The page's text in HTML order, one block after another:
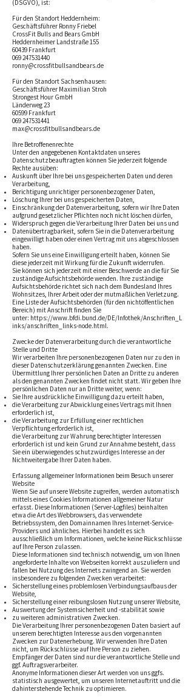
(DSGVO), ist:
Für den Standort Heddernheim:
Geschäftsführer Ronny Friebel
CrossFit Bulls and Bears GmbH
Heddernheimer Landstraße 155
60439 Frankfurt
069 247531440
ronny@crossfitbullsandbears.de
Für den Standort Sachsenhausen:
Geschäftsführer Maximilian Stroh
Strongest Hour GmbH
Länderweg 23
60599 Frankfurt
069 247531441
max@crossfitbullsandbears.de
Ihre Betroffenenrechte
Unter den angegebenen Kontaktdaten unseres
Datenschutzbeauftragten können Sie jederzeit folgende
Rechte ausüben:
Auskunft über Ihre bei uns gespeicherten Daten und deren
Verarbeitung,
Berichtigung unrichtiger personenbezogener Daten,
Löschung Ihrer bei uns gespeicherten Daten,
Einschränkung der Datenverarbeitung, sofern wir Ihre Daten
aufgrund gesetzlicher Pflichten noch nicht löschen dürfen,
Widerspruch gegen die Verarbeitung Ihrer Daten bei uns und
Datenübertragbarkeit, sofern Sie in die Datenverarbeitung
eingewilligt haben oder einen Vertrag mit uns abgeschlossen
haben.
Sofern Sie uns eine Einwilligung erteilt haben, können Sie
diese jederzeit mit Wirkung für die Zukunft widerrufen.
Sie können sich jederzeit mit einer Beschwerde an die für Sie
zuständige Aufsichtsbehörde wenden. Ihre zuständige
Aufsichtsbehörde richtet sich nach dem Bundesland Ihres
Wohnsitzes, Ihrer Arbeit oder der mutmaßlichen Verletzung.
Eine Liste der Aufsichtsbehörden (für den nichtöffentlichen
Bereich) mit Anschrift finden Sie
unter: https://www.bfdi.bund.de/DE/Infothek/Anschriften_L
inks/anschriften_links-node.html.
Zwecke der Datenverarbeitung durch die verantwortliche
Stelle und Dritte
Wir verarbeiten Ihre personenbezogenen Daten nur zu den in
dieser Datenschutzerklärung genannten Zwecken. Eine
Übermittlung Ihrer persönlichen Daten an Dritte zu anderen
als den genannten Zwecken findet nicht statt. Wir geben Ihre
persönlichen Daten nur an Dritte weiter, wenn:
Sie Ihre ausdrückliche Einwilligung dazu erteilt haben,
die Verarbeitung zur Abwicklung eines Vertrags mit Ihnen
erforderlich ist,
die Verarbeitung zur Erfüllung einer rechtlichen
Verpflichtung erforderlich ist,
die Verarbeitung zur Wahrung berechtigter Interessen
erforderlich ist und kein Grund zur Annahme besteht, dass
Sie ein überwiegendes schutzwürdiges Interesse an der
Nichtweitergabe Ihrer Daten haben.
Erfassung allgemeiner Informationen beim Besuch unserer
Website
Wenn Sie auf unsere Website zugreifen, werden automatisch
mittels eines Cookies Informationen allgemeiner Natur
erfasst. Diese Informationen (Server-Logfiles) beinhalten
etwa die Art des Webbrowsers, das verwendete
Betriebssystem, den Domainnamen Ihres Internet-Service-
Providers und ähnliches. Hierbei handelt es sich
ausschließlich um Informationen, welche keine Rückschlüsse
auf Ihre Person zulassen.
Diese Informationen sind technisch notwendig, um von Ihnen
angeforderte Inhalte von Webseiten korrekt auszuliefern und
fallen bei Nutzung des Internets zwingend an. Sie werden
insbesondere zu folgenden Zwecken verarbeitet:
Sicherstellung eines problemlosen Verbindungsaufbaus der
Website,
Sicherstellung einer reibungslosen Nutzung unserer Website,
Auswertung der Systemsicherheit und -stabilität sowie
zu weiteren administrativen Zwecken.
Die Verarbeitung Ihrer personenbezogenen Daten basiert auf
unserem berechtigten Interesse aus den vorgenannten
Zwecken zur Datenerhebung. Wir verwenden Ihre Daten
nicht, um Rückschlüsse auf Ihre Person zu ziehen.
Empfänger der Daten sind nur die verantwortliche Stelle und
ggf. Auftragsverarbeiter.
Anonyme Informationen dieser Art werden von uns ggfs.
statistisch ausgewertet, um unseren Internetauftritt und die
dahinterstehende Technik zu optimieren.